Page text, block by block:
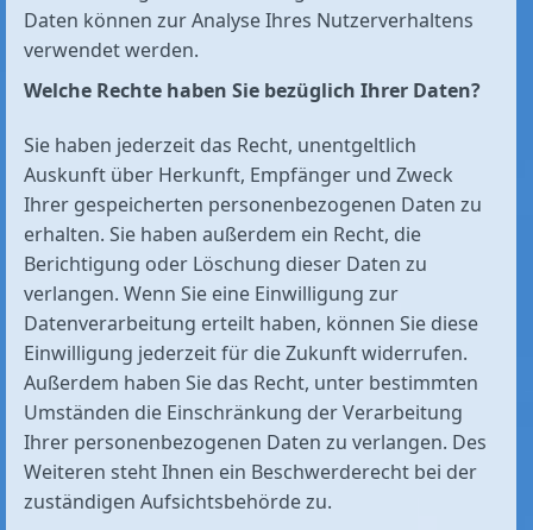
Daten können zur Analyse Ihres Nutzerverhaltens
verwendet werden.
Welche Rechte haben Sie bezüglich Ihrer Daten?
Sie haben jederzeit das Recht, unentgeltlich
Auskunft über Herkunft, Empfänger und Zweck
Ihrer gespeicherten personenbezogenen Daten zu
erhalten. Sie haben außerdem ein Recht, die
Berichtigung oder Löschung dieser Daten zu
verlangen. Wenn Sie eine Einwilligung zur
Datenverarbeitung erteilt haben, können Sie diese
Einwilligung jederzeit für die Zukunft widerrufen.
Außerdem haben Sie das Recht, unter bestimmten
Umständen die Einschränkung der Verarbeitung
Ihrer personenbezogenen Daten zu verlangen. Des
Weiteren steht Ihnen ein Beschwerderecht bei der
zuständigen Aufsichtsbehörde zu.